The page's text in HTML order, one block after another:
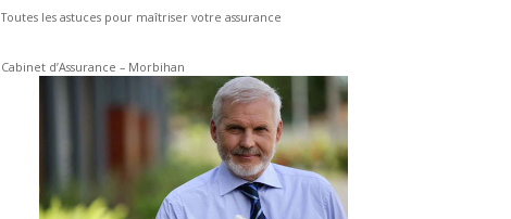
Toutes les astuces pour maîtriser votre assurance
Cabinet d’Assurance – Morbihan